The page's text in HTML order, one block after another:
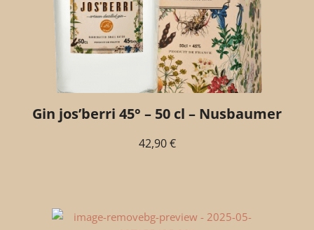
Gin jos’berri 45° – 50 cl – Nusbaumer
42,90€